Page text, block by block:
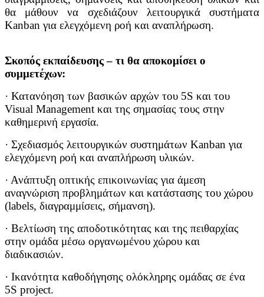
θα μάθουν να σχεδιάζουν λειτουργικά συστήματα
Kanban για ελεγχόμενη ροή και αναπλήρωση.
Σκοπός εκπαίδευσης – τι θα αποκομίσει ο
συμμετέχων:
· Κατανόηση των βασικών αρχών του 5S και του
Visual Management και της σημασίας τους στην
καθημερινή εργασία.
· Σχεδιασμός λειτουργικών συστημάτων Kanban για
ελεγχόμενη ροή και αναπλήρωση υλικών.
· Ανάπτυξη οπτικής επικοινωνίας για άμεση
αναγνώριση προβλημάτων και κατάστασης του χώρου
(labels, διαγραμμίσεις, σήμανση).
· Βελτίωση της αποδοτικότητας και της πειθαρχίας
στην ομάδα μέσω οργανωμένου χώρου και
διαδικασιών.
· Ικανότητα καθοδήγησης ολόκληρης ομάδας σε ένα
5S project.